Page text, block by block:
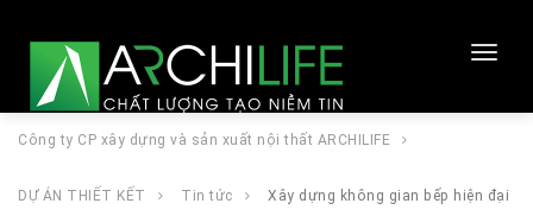
Công ty CP xây dựng và sản xuất nội thất ARCHILIFE
DỰ ÁN THIẾT KẾT Tin tức Xây dựng không gian bếp hiện đại